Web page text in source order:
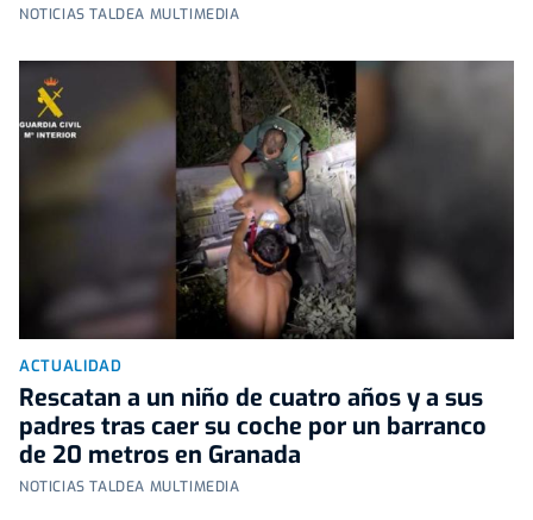
NOTICIAS TALDEA MULTIMEDIA
ACTUALIDAD
Rescatan a un niño de cuatro años y a sus
padres tras caer su coche por un barranco
de 20 metros en Granada
NOTICIAS TALDEA MULTIMEDIA